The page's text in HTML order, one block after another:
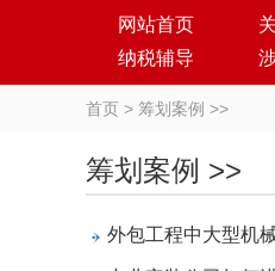
网站首页
纳税辅导
首页 > 筹划案例 >>
筹划案例 >>
外包工程中大型机